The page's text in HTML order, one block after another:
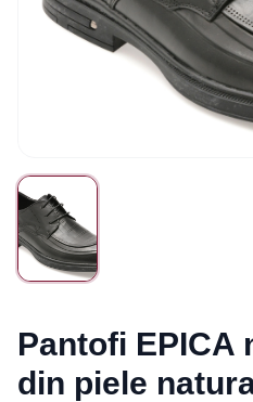
Pantofi EPICA
din piele